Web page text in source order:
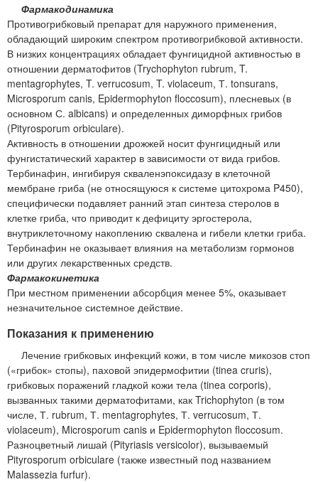
Фармакодинамика
Противогрибковый препарат для наружного применения,
обладающий широким спектром противогрибковой активности.
В низких концентрациях обладает фунгицидной активностью в
отношении дерматофитов (Trychophyton rubrum, T.
mentagrophytes, T. verrucosum, T. violaceum, Т. tonsurans,
Microsporum canis, Epidermophyton floccosum), плесневых (в
основном С. albicans) и определенных диморфных грибов
(Pityrosporum orbiculare).
Активность в отношении дрожжей носит фунгицидный или
фунгистатический характер в зависимости от вида грибов.
Тербинафин, ингибируя скваленэпоксидазу в клеточной
мембране гриба (не относящуюся к системе цитохрома P450),
специфически подавляет ранний этап синтеза стеролов в
клетке гриба, что приводит к дефициту эргостерола,
внутриклеточному накоплению сквалена и гибели клетки гриба.
Тербинафин не оказывает влияния на метаболизм гормонов
или других лекарственных средств.
Фармакокинетика
При местном применении абсорбция менее 5%, оказывает
незначительное системное действие.
Показания к применению
Лечение грибковых инфекций кожи, в том числе микозов стоп
(«грибок» стопы), паховой эпидермофитии (tinea cruris),
грибковых поражений гладкой кожи тела (tinea corporis),
вызванных такими дерматофитами, как Trichophyton (в том
числе, Т. rubrum, Т. mentagrophytes, Т. verrucosum, Т.
violaceum), Microsporum canis и Epidermophyton floccosum.
Разноцветный лишай (Pityriasis versicolor), вызываемый
Pityrosporum orbiculare (также известный под названием
Malassezia furfur).